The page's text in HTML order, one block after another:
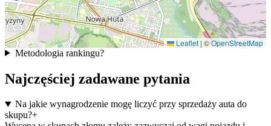
Leaflet |©OpenStreetMap
Metodologia rankingu?
Najczęściej zadawane pytania
Na jakie wynagrodzenie mogę liczyć przy sprzedaży auta do
skupu?+